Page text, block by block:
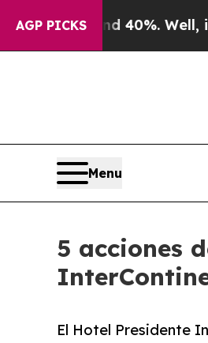
AGP PICKS40%. Well, it Didn’t
Menu
5 acciones
El Hotel Presidente